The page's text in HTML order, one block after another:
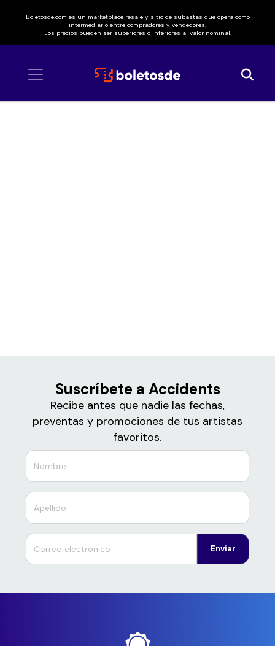
Boletosde.com es un marketplace resale y sitio de subastas que opera como
intermediario entre compradores y vendedores.
Los precios pueden ser superiores o inferiores al valor nominal.
Suscríbete a Accidents
Recibe antes que nadie las fechas,
preventas y promociones de tus artistas
favoritos.
Enviar